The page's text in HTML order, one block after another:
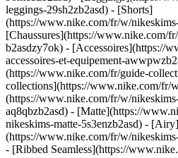
leggings-29sh2zb2asd) - [Shorts]
(https://www.nike.com/fr/w/
[Chaussures](https://www.nike.com/
b2asdzy7ok) - [Accessoires](https://
accessoires-et-equipement-
(https://www.nike.com/fr/guide-
collections](https://www.nike.com/fr/
(https://www.nike.com/fr/w/
aq8qbzb2asd) - [Matte](https://
nikeskims-matte-5s3enzb2asd) - [Airy]
(https://www.nike.com/fr/w/
- [Ribbed Seamless](https://